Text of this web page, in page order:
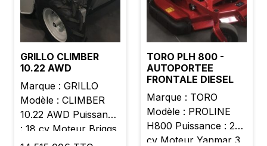
État neuf Garantie 2
ans TVA récupérable
Prix : 22990,00 €
TTC
GRILLO CLIMBER
10.22 AWD
Marque : GRILLO
Modèle : CLIMBER
10.22 AWD Puissance
: 18 cv Moteur Briggs
et Stratton 2 cylindres
TORO PLH 800 -
AUTOPORTEE
FRONTALE DIESEL
Marque : TORO
Modèle : PROLINE
H800 Puissance : 26
cv Moteur Yanmar 3